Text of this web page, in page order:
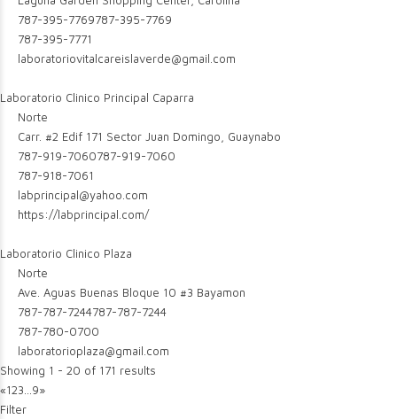
787-395-7769787-395-7769
787-395-7771
laboratoriovitalcareislaverde@gmail.com
Laboratorio Clinico Principal Caparra
Norte
Carr. #2 Edif 171 Sector Juan Domingo, Guaynabo
787-919-7060787-919-7060
787-918-7061
labprincipal@yahoo.com
https://labprincipal.com/
Laboratorio Clinico Plaza
Norte
Ave. Aguas Buenas Bloque 10 #3 Bayamon
787-787-7244787-787-7244
787-780-0700
laboratorioplaza@gmail.com
Showing 1 - 20 of 171 results
«123 9»
Filter